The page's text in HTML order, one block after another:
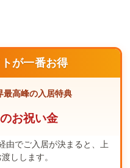
が一番お得
最高峰の入居特典
のお祝い金
由でご入居が決まると、上
しします。